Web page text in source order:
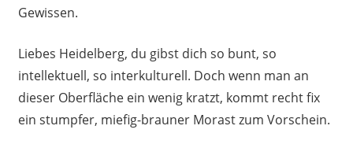
Gewissen.
Liebes Heidelberg, du gibst dich so bunt, so
intellektuell, so interkulturell. Doch wenn man an
dieser Oberfläche ein wenig kratzt, kommt recht fix
ein stumpfer, miefig-brauner Morast zum Vorschein.